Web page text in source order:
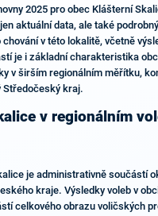
2025 pro obec Klášterní
aktuální data, ale také
chování v této lokalitě, včetně
je i základní charakteristika
v širším regionálním měřítku,
Středočeský kraj.
v regionálním
je administrativně součástí
kraje. Výsledky voleb v
celkového obrazu voličských